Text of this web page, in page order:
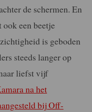
de schermen. En
een beetje
is geboden
steeds langer op
liefst vijf
na het
bij Off-